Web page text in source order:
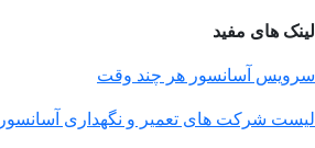
لینک های مفید
سرویس آسانسور هر چند وقت
لیست شرکت های تعمیر و نگهداری آسانسور